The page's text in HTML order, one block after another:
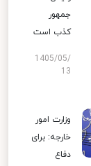
جمهور
کذب است
1405/05/
13
وزارت امور
خارجه: برای
دفاع